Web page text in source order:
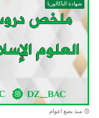
شهادة الباكالوريا
منذ بضع اعوام